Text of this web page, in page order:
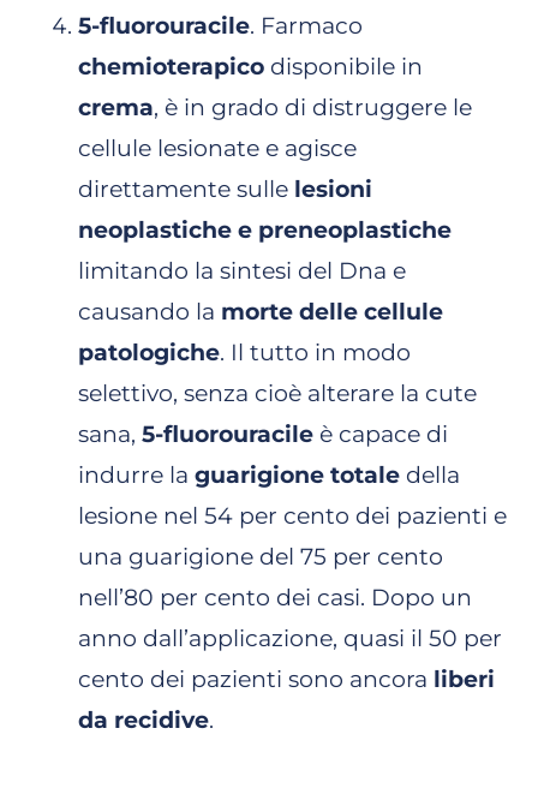
5-fluorouracile. Farmaco
chemioterapico disponibile in
crema, è in grado di distruggere le
cellule lesionate e agisce
direttamente sulle lesioni
neoplastiche e preneoplastiche
limitando la sintesi del Dna e
causando la morte delle cellule
patologiche. Il tutto in modo
selettivo, senza cioè alterare la cute
sana, 5-fluorouracile è capace di
indurre la guarigione totale della
lesione nel 54 per cento dei pazienti e
una guarigione del 75 per cento
nell’80 per cento dei casi. Dopo un
anno dall’applicazione, quasi il 50 per
cento dei pazienti sono ancora liberi
da recidive.